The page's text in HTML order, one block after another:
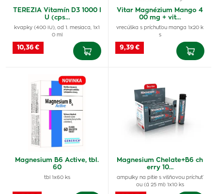
TEREZIA Vitamín D3 1000 I
U (cps…
kvapky (400 IU), od 1. mesiaca, 1x1
0 ml
10,36 €
Vitar Magnézium Mango 4
00 mg + vit…
vrecúška s príchuťou manga 1x20 k
s
9,39 €
Magnesium B6 Active, tbl.
60
tbl 1x60 ks
Magnesium Chelate+B6 ch
erry 10…
ampulky na pitie s višňovou príchuť
ou (á 25 ml) 1x10 ks